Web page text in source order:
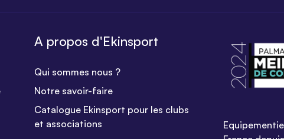
A propos d'Ekinsport
Qui sommes nous ?
Notre savoir-faire
Catalogue Ekinsport pour les clubs
et associations